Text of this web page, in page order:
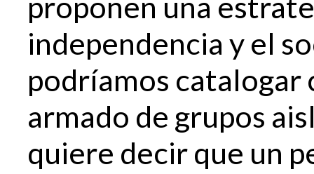
independencia y el
podríamos
armado de grupos
quiere decir que un